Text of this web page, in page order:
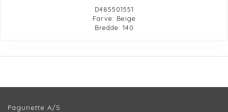
D485501551
Farve: Beige
Bredde: 140
Pagunette A/S